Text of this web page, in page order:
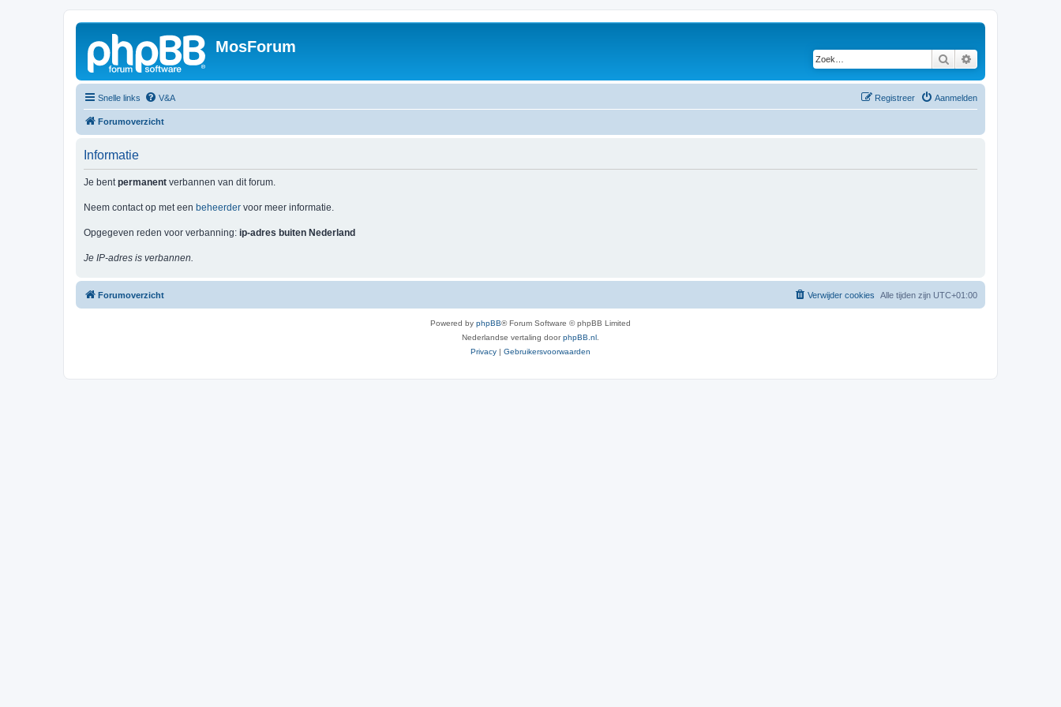
MosForum
Zoek
Snelle links V&A Aanmelden
Registreer
Forumoverzicht
Informatie
Je bentpermanent verbannen van dit forum.
Neem contact op met een beheerder voor meer informatie.
Opgegeven reden voor verbanning: ip-adres buiten Nederland
Je IP-adres is verbannen.
Forumoverzicht Alle tijden zijn UTC+01:00
Verwijder cookies
Powered by phpBB® Forum Software © phpBB Limited
Nederlandse vertaling doorphpBB.nl
Privacy | Gebruikersvoorwaarden